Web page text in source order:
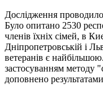
Дослідження
Було опитано 2530
членів їхніх сімей, в
Дніпропетровській і
ветеранів є
застосуванням методу
доповнено